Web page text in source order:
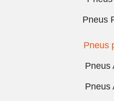
Pneus
Pneus
Pneus
Pneus